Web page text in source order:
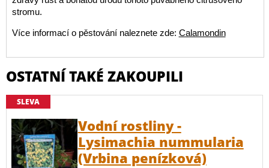
stromu.
Více informací o pěstování naleznete zde: Calamondin
OSTATNÍ TAKÉ ZAKOUPILI
SLEVA
Vodní rostliny -
Lysimachia nummularia
(Vrbina penízková)